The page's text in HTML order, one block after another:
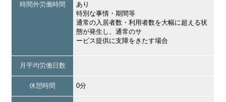
時間外労働時間
あり
特別な事情・期間等
通常の入居者数・利用者数を大幅に超える状
態が発生し、通常のサ
ービス提供に支障をきたす場合
月平均労働日数
休憩時間 0分